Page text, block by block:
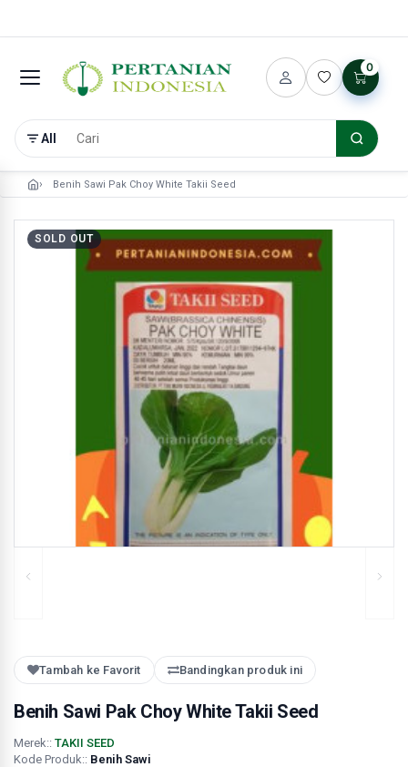
All
0
Benih Sawi Pak Choy White Takii Seed
SOLD OUT
Tambah ke Favorit Bandingkan produk ini
Benih Sawi Pak Choy White Takii Seed
Merek:: TAKII SEED
Kode Produk:: Benih Sawi